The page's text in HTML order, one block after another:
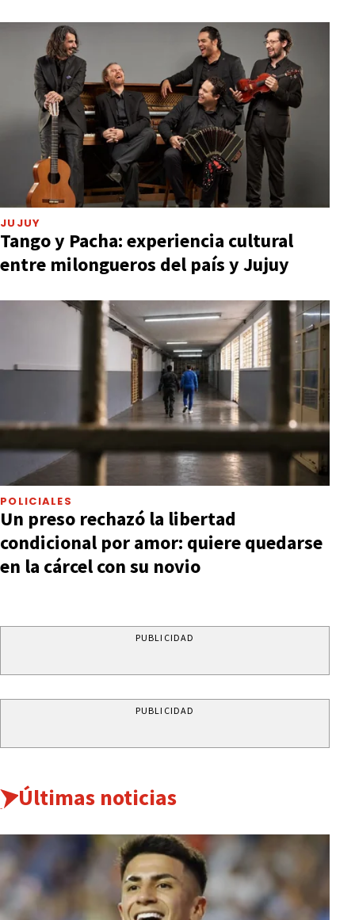
JUJUY
Tango y Pacha: experiencia cultural
entre milongueros del país y Jujuy
POLICIALES
Un preso rechazó la libertad
condicional por amor: quiere quedarse
en la cárcel con su novio
PUBLICIDAD
PUBLICIDAD
Últimas noticias